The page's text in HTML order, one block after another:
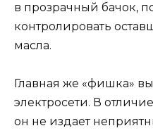
в прозрачный бачок,
контролировать
масла.
Главная же «фишка»
электросети. В
он не издает